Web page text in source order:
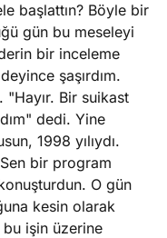
Yazıları
başlattın? Böyle bir
gün bu meseleyi
bir inceleme
şaşırdım.
Bir suikast
dedi. Yine
1998 yılıydı.
bir program
O gün
kesin olarak
işin üzerine